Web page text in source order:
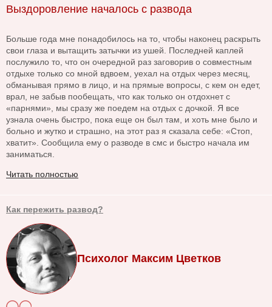
Выздоровление началось с развода
Больше года мне понадобилось на то, чтобы наконец раскрыть
свои глаза и вытащить затычки из ушей. Последней каплей
послужило то, что он очередной раз заговорив о совместным
отдыхе только со мной вдвоем, уехал на отдых через месяц,
обманывая прямо в лицо, и на прямые вопросы, с кем он едет,
врал, не забыв пообещать, что как только он отдохнет с
«парнями», мы сразу же поедем на отдых с дочкой. Я все
узнала очень быстро, пока еще он был там, и хоть мне было и
больно и жутко и страшно, на этот раз я сказала себе: «Стоп,
хватит». Сообщила ему о разводе в смс и быстро начала им
заниматься.
Читать полностью
Как пережить развод?
Психолог Максим Цветков